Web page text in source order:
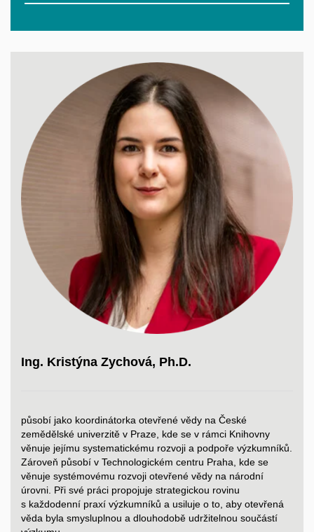
Ing. Kristýna Zychová, Ph.D.
působí jako koordinátorka otevřené vědy na České
zemědělské univerzitě v Praze, kde se v rámci Knihovny
věnuje jejímu systematickému rozvoji a podpoře výzkumníků.
Zároveň působí v Technologickém centru Praha, kde se
věnuje systémovému rozvoji otevřené vědy na národní
úrovni. Při své práci propojuje strategickou rovinu
s každodenní praxí výzkumníků a usiluje o to, aby otevřená
věda byla smysluplnou a dlouhodobě udržitelnou součástí